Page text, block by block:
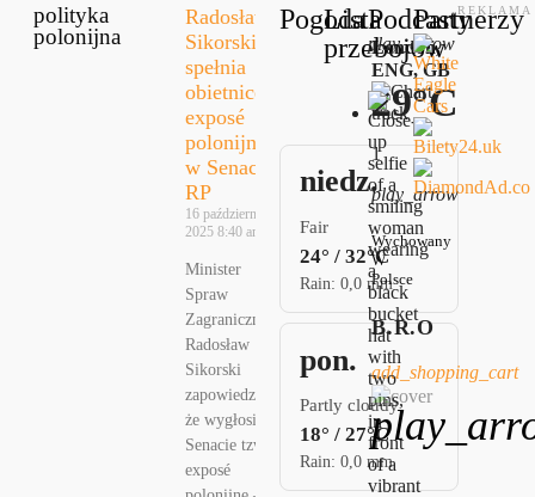
polityka
polonijna
Radosław
Sikorski
spełnia
obietnicę:
exposé
polonijne
w Senacie
RP
16 października,
2025 8:40 am
Minister
Spraw
Zagranicznych
Radosław
Sikorski
zapowiedział,
że wygłosi w
Senacie tzw.
exposé
Pogoda
London,
ENG, GB
29°C
niedz.
Fair
24° / 32°C
Rain: 0,0 mm
pon.
Partly cloudy
18° / 27°C
Rain: 0,0 mm
Lista
przebojów
1
play_arrow
Wychowany
W
Polsce
B.R.O
add_shopping_cart
Podcasty
play_arrow
Partnerzy